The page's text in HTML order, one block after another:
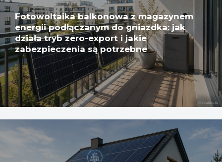
Fotowoltaika balkonowa z magazynem
energii podłączanym do gniazdka: jak
działa tryb zero-export i jakie
zabezpieczenia są potrzebne